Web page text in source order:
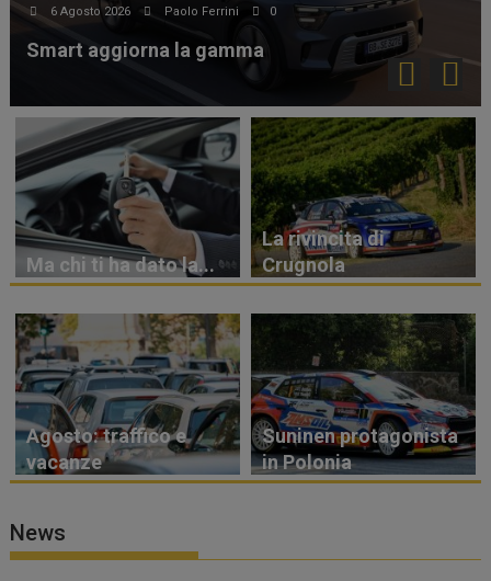
6 Agosto 2026 Paolo Ferrini 0
Smart aggiorna la gamma
Ma chi ti ha dato la...
La rivincita di
Crugnola
Agosto: traffico e
vacanze
Suninen protagonista
in Polonia
News